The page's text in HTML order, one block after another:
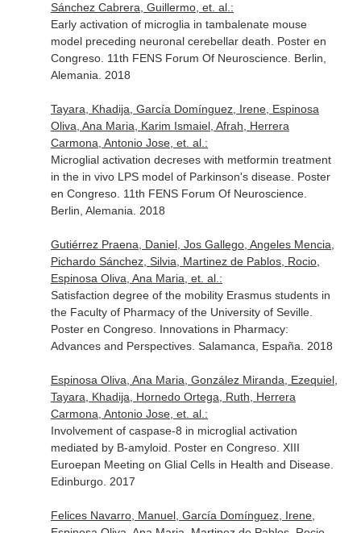
Sánchez Cabrera, Guillermo, et. al.:
Early activation of microglia in tambalenate mouse
model preceding neuronal cerebellar death. Poster en
Congreso. 11th FENS Forum Of Neuroscience. Berlin,
Alemania. 2018
Tayara, Khadija, García Domínguez, Irene, Espinosa
Oliva, Ana Maria, Karim Ismaiel, Afrah, Herrera
Carmona, Antonio Jose, et. al.:
Microglial activation decreses with metformin treatment
in the in vivo LPS model of Parkinson's disease. Poster
en Congreso. 11th FENS Forum Of Neuroscience.
Berlin, Alemania. 2018
Gutiérrez Praena, Daniel, Jos Gallego, Angeles Mencia,
Pichardo Sánchez, Silvia, Martinez de Pablos, Rocio,
Espinosa Oliva, Ana Maria, et. al.:
Satisfaction degree of the mobility Erasmus students in
the Faculty of Pharmacy of the University of Seville.
Poster en Congreso. Innovations in Pharmacy:
Advances and Perspectives. Salamanca, España. 2018
Espinosa Oliva, Ana Maria, González Miranda, Ezequiel,
Tayara, Khadija, Hornedo Ortega, Ruth, Herrera
Carmona, Antonio Jose, et. al.:
Involvement of caspase-8 in microglial activation
mediated by B-amyloid. Poster en Congreso. XIII
Euroepan Meeting on Glial Cells in Health and Disease.
Edinburgo. 2017
Felices Navarro, Manuel, García Domínguez, Irene,